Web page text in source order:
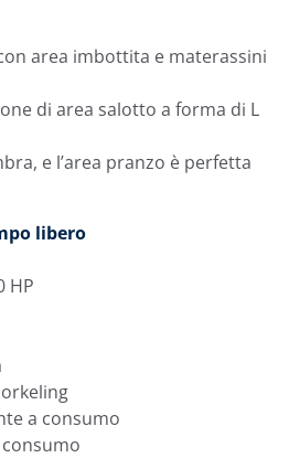
area imbottita e materassini
di area salotto a forma di L
e l’area pranzo è perfetta
libero
HP
a consumo